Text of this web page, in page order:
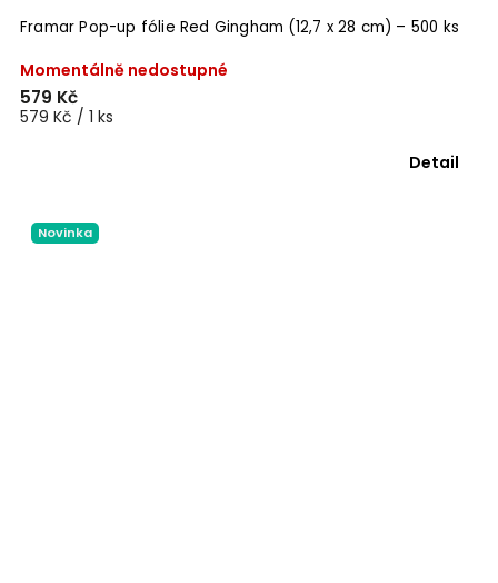
Framar Pop-up fólie Red Gingham (12,7 x 28 cm) – 500 ks
Momentálně nedostupné
579 Kč
579 Kč / 1 ks
Detail
Novinka